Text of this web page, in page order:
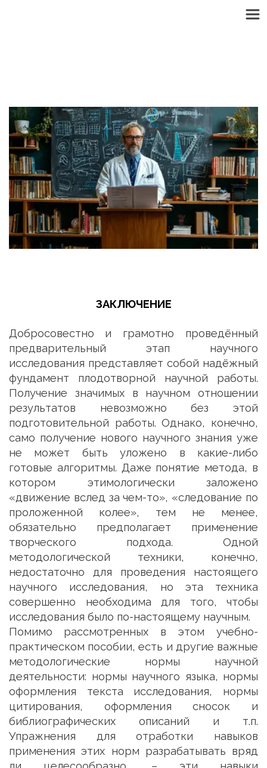
ЗАКЛЮЧЕНИЕ
Добросовестно и грамотно проведённый
предварительный этап научного
исследования представляет собой надёжный
фундамент плодотворной научной работы.
Получение значимых в научном отношении
результатов невозможно без этой
подготовительной работы. Однако, конечно,
само получение нового научного знания уже
не может быть уложено в какие-либо
готовые алгоритмы. Даже понятие метода, в
котором этимологически заложено
«движение вслед за чем-то», «следование по
проложенной колее», тем не менее,
обязательно предполагает применение
творческого подхода. Одной
методологической техники, конечно,
недостаточно для проведения настоящего
научного исследования, но эта техника
совершенно необходима для того, чтобы
исследования было по-настоящему научным.
Помимо рассмотренных в этом учебно-
практическом пособии, есть и другие важные
методологические нормы научной
деятельности: нормы научного языка, нормы
оформления текста исследования, нормы
цитирования, оформления сносок и
библиографических описаний и т.п.
Упражнения для отработки навыков
применения этих норм разрабатывать вряд